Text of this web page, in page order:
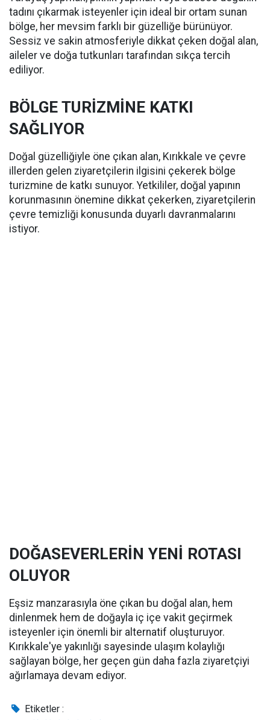
tadını çıkarmak isteyenler için ideal bir ortam sunan
bölge, her mevsim farklı bir güzelliğe bürünüyor.
Sessiz ve sakin atmosferiyle dikkat çeken doğal alan,
aileler ve doğa tutkunları tarafından sıkça tercih
ediliyor.
BÖLGE TURİZMİNE KATKI
SAĞLIYOR
Doğal güzelliğiyle öne çıkan alan, Kırıkkale ve çevre
illerden gelen ziyaretçilerin ilgisini çekerek bölge
turizmine de katkı sunuyor. Yetkililer, doğal yapının
korunmasının önemine dikkat çekerken, ziyaretçilerin
çevre temizliği konusunda duyarlı davranmalarını
istiyor.
DOĞASEVERLERİN YENİ ROTASI
OLUYOR
Eşsiz manzarasıyla öne çıkan bu doğal alan, hem
dinlenmek hem de doğayla iç içe vakit geçirmek
isteyenler için önemli bir alternatif oluşturuyor.
Kırıkkale'ye yakınlığı sayesinde ulaşım kolaylığı
sağlayan bölge, her geçen gün daha fazla ziyaretçiyi
ağırlamaya devam ediyor.
Etiketler :